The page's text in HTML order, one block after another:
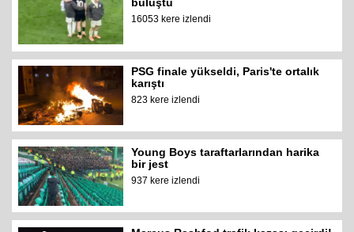
buluştu
16053 kere izlendi
PSG finale yükseldi, Paris'te ortalık
karıştı
823 kere izlendi
Young Boys taraftarlarından harika
bir jest
937 kere izlendi